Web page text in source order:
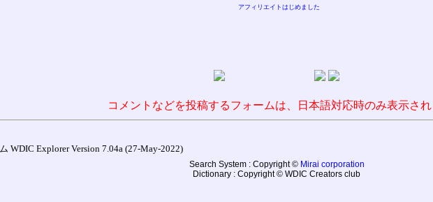
アフィリエイトはじめました
コメントなどを投稿するフォームは、日本語対応時のみ表示さ
WDIC Explorer Version 7.04a (27-May-2022)
Search System : Copyright © Mirai corporation
Dictionary : Copyright © WDIC Creators club